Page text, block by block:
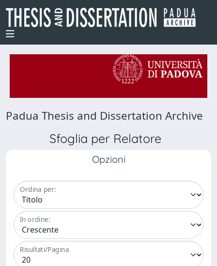
Padua Thesis and Dissertation Archive
Sfoglia per Relatore
Opzioni
Ordina per:
In ordine:
Risultati/Pagina